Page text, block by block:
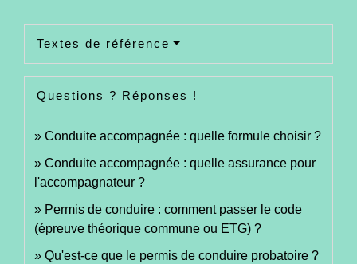
Textes de référence
Questions ? Réponses !
Conduite accompagnée : quelle formule choisir ?
Conduite accompagnée : quelle assurance pour
l'accompagnateur ?
Permis de conduire : comment passer le code
(épreuve théorique commune ou ETG) ?
Qu'est-ce que le permis de conduire probatoire ?